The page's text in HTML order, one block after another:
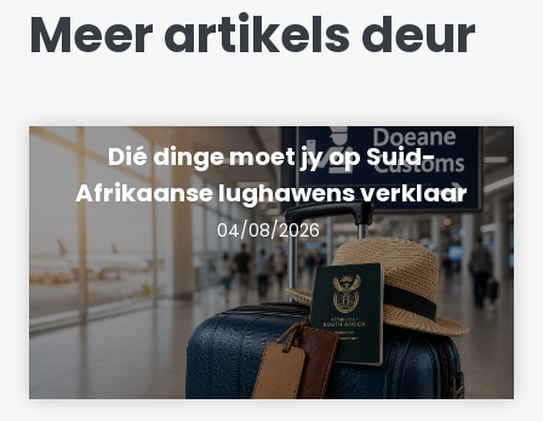
Meer artikels deur
Dié dinge moet jy op Suid-
Afrikaanse lughawens verklaar
04/08/2026